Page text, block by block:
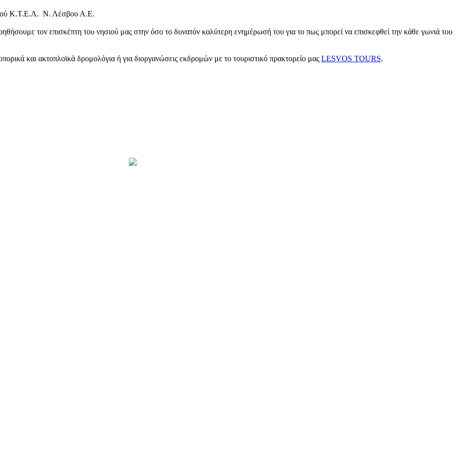
Κ.Τ.Ε.Λ. Ν. Λέσβου Α.Ε.
τον επισκέπτη του νησιού μας στην όσο το δυνατόν καλύτερη ενημέρωσή του για το πως μπορεί να επισκεφθεί την κάθε γωνιά του
και ακτοπλοϊκά δρομολόγια ή για διοργανώσεις εκδρομών με το τουριστικό πρακτορείο μας LESVOS TOURS.